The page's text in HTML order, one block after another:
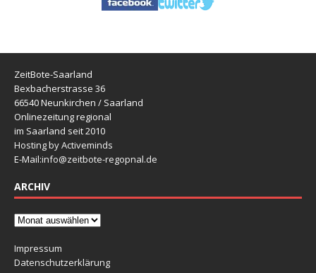
ZeitBote-Saarland
Bexbacherstrasse 36
66540 Neunkirchen / Saarland
Onlinezeitung regional
im Saarland seit 2010
Hosting by Activeminds
E-Mail:info@zeitbote-regopnal.de
ARCHIV
Impressum
Datenschutzerklärung